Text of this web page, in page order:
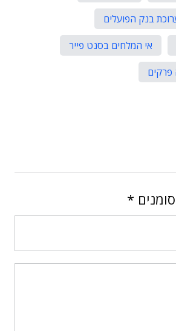
בנק הפועלים
אי המלחים בסנט פייר
פרקים
*